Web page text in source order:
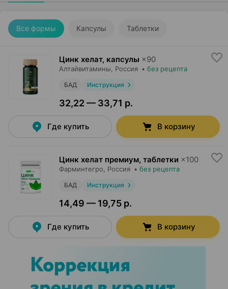
Все формы Капсулы Таблетки
Цинк хелат, капсулы ×90
Алтайвитамины , Россия • без рецепта
БАД Инструкция
32,22 — 33,71 р.
Где купить В корзину
Цинк хелат премиум, таблетки ×100
Фарминтегро , Россия • без рецепта
БАД Инструкция
14,49 — 19,75 р.
Где купить В корзину